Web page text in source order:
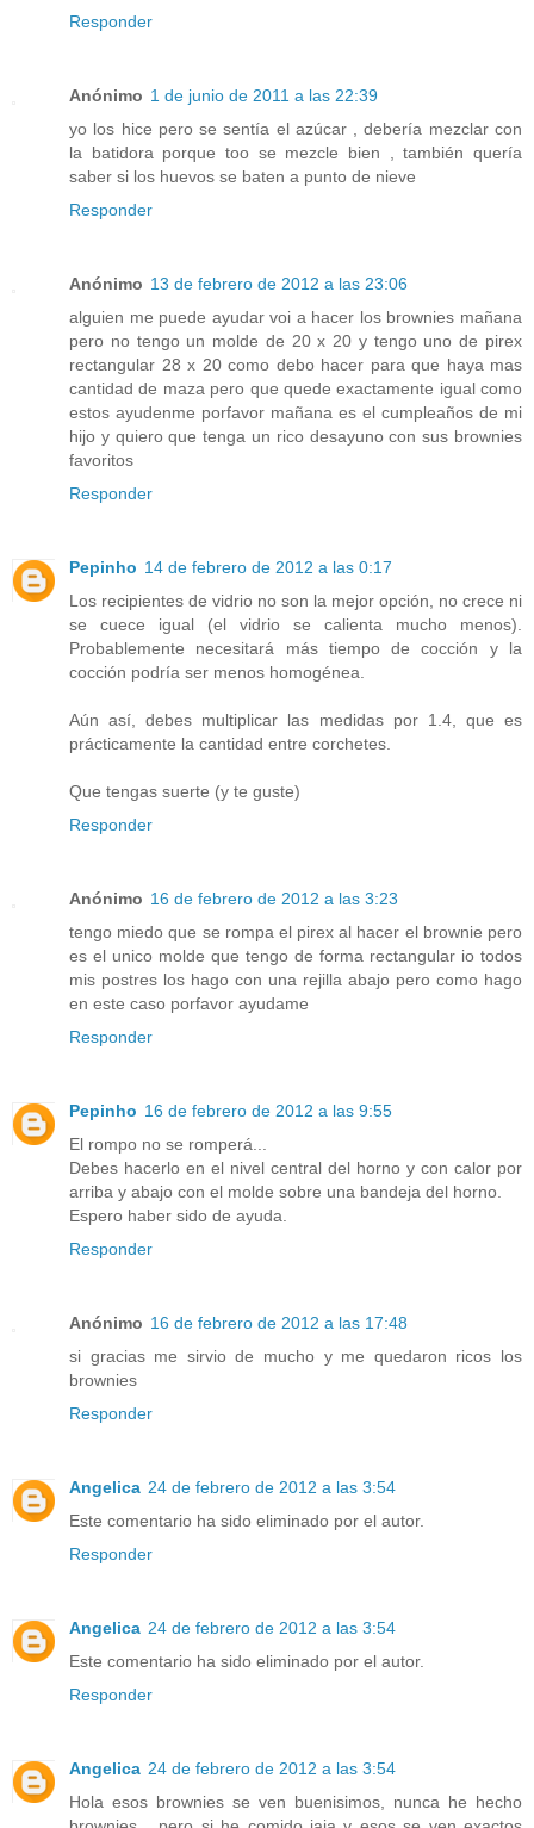
Responder
Anónimo 1 de junio de 2011 a las 22:39
yo los hice pero se sentía el azúcar , debería mezclar con
la batidora porque too se mezcle bien , también quería
saber si los huevos se baten a punto de nieve
Responder
Anónimo 13 de febrero de 2012 a las 23:06
alguien me puede ayudar voi a hacer los brownies mañana
pero no tengo un molde de 20 x 20 y tengo uno de pirex
rectangular 28 x 20 como debo hacer para que haya mas
cantidad de maza pero que quede exactamente igual como
estos ayudenme porfavor mañana es el cumpleaños de mi
hijo y quiero que tenga un rico desayuno con sus brownies
favoritos
Responder
Pepinho 14 de febrero de 2012 a las 0:17
Los recipientes de vidrio no son la mejor opción, no crece ni
se cuece igual (el vidrio se calienta mucho menos).
Probablemente necesitará más tiempo de cocción y la
cocción podría ser menos homogénea.
Aún así, debes multiplicar las medidas por 1.4, que es
prácticamente la cantidad entre corchetes.
Que tengas suerte (y te guste)
Responder
Anónimo 16 de febrero de 2012 a las 3:23
tengo miedo que se rompa el pirex al hacer el brownie pero
es el unico molde que tengo de forma rectangular io todos
mis postres los hago con una rejilla abajo pero como hago
en este caso porfavor ayudame
Responder
Pepinho 16 de febrero de 2012 a las 9:55
El rompo no se romperá...
Debes hacerlo en el nivel central del horno y con calor por
arriba y abajo con el molde sobre una bandeja del horno.
Espero haber sido de ayuda.
Responder
Anónimo 16 de febrero de 2012 a las 17:48
si gracias me sirvio de mucho y me quedaron ricos los
brownies
Responder
Angelica 24 de febrero de 2012 a las 3:54
Este comentario ha sido eliminado por el autor.
Responder
Angelica 24 de febrero de 2012 a las 3:54
Este comentario ha sido eliminado por el autor.
Responder
Angelica 24 de febrero de 2012 a las 3:54
Hola esos brownies se ven buenisimos, nunca he hecho